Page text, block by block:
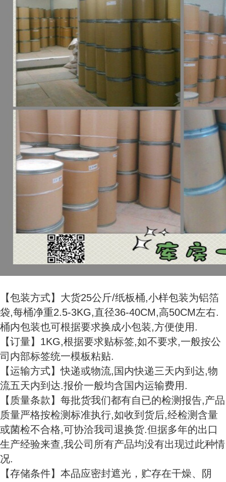
【包装方式】大货25公斤/纸板桶,小样包装为铝箔
袋,每桶净重2.5-3KG,直径36-40CM,高50CM左右.
桶内包装也可根据要求换成小包装,方便使用.
【订量】1KG,根据要求贴标签,如不要求,一般按公
司内部标签统一模板粘贴.
【运输方式】快递或物流,国内快递三天内到达,物
流五天内到达.报价一般均含国内运输费用.
【质量条款】每批货我们都有自已的检测报告,产品
质量严格按检测标准执行,如收到货后,经检测含量
或菌检不合格,可协洽我司退换货.但据多年的出口
生产经验来查,我公司所有产品均没有出现过此种情
况.
【存储条件】本品应密封遮光，贮存在干燥、阴